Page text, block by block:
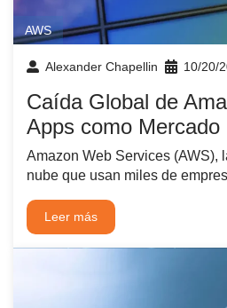
AWS
Alexander Chapellin 10/20/
Caída Global de
Apps como
Amazon Web Services (AWS),
nube que usan miles de
Leer más